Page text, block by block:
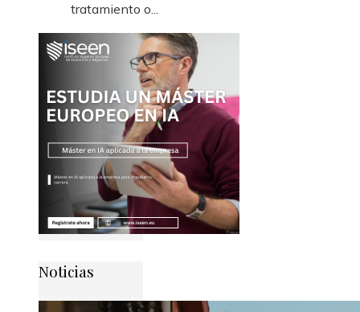
tratamiento o...
Noticias